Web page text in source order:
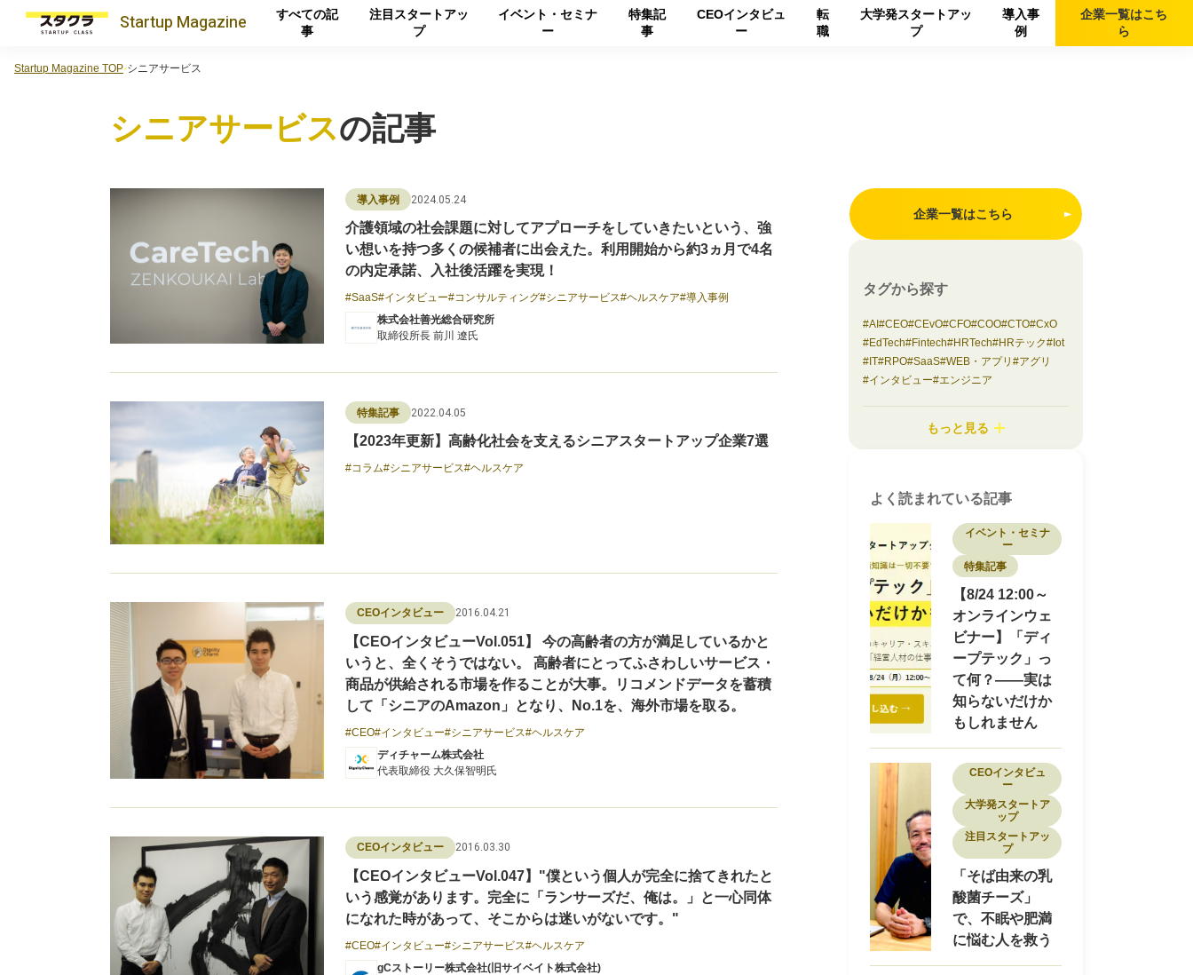
Startup Magazine
すべての記
事
注目スタートアッ
プ
イベント・セミナ
ー
特集記
事
CEOインタビュ
ー
転
職
大学発スタートアッ
プ
導入事
例
企業一覧はこち
ら
Startup Magazine TOP シニアサービス
シニアサービスの記事
導入事例 2024.05.24
介護領域の社会課題に対してアプローチをしていきたいという、強
い想いを持つ多くの候補者に出会えた。利用開始から約3ヵ月で4名
の内定承諾、入社後活躍を実現！
SaaS インタビュー コンサルティング シニアサービス ヘルスケア 導入事例
株式会社善光総合研究所
取締役所長 前川 遼氏
特集記事 2022.04.05
【2023年更新】高齢化社会を支えるシニアスタートアップ企業7選
コラム シニアサービス ヘルスケア
CEOインタビュー 2016.04.21
【CEOインタビューVol.051】 今の高齢者の方が満足しているかと
いうと、全くそうではない。 高齢者にとってふさわしいサービス・
商品が供給される市場を作ることが大事。リコメンドデータを蓄積
して「シニアのAmazon」となり、No.1を、海外市場を取る。
CEO インタビュー シニアサービス
ヘルスケア
ディチャーム株式会社
代表取締役 大久保智明氏
CEOインタビュー 2016.03.30
【CEOインタビューVol.047】"僕という個人が完全に捨てきれたと
いう感覚があります。完全に「ランサーズだ、俺は。」と一心同体
になれた時があって、そこからは迷いがないです。"
CEO インタビュー シニアサービス
ヘルスケア
gCストーリー株式会社(旧サイベイト株式会社)
企業一覧はこちら
タグから探す
AI CEO CEvO CFO COO CTO CxO
EdTech
Fintech HRTech HRテック
Iot
IT
RPO SaaS WEB・アプリ
アグリ
インタビュー
エンジニア
コンサルティング コンシューマーbiz
セミナー ディープテック ナノテク
ポストコンサル
マーケティング
モビリティ
ロボティクス
ワークライフバランス
不動産
事業開発 介護
医療・ヘルスケア
商社
地域を盛り上げる 地方スタートアップ
地方創生
大学発スタートアップ
女性限定 宇宙 導入事例 小売
建設
採用 採用事例 教育・Edtech 新素材
物流 特集記事 環境 環境エネルギー
知財 研究者 研究開発 素材
脱炭素
転職 転職者インタビュー
もっと見る
よく読まれている記事
イベント・セミナ
ー
特集記事
【8/24 12:00～
オンラインウェ
ビナー】「ディ
ープテック」っ
て何？——実は
知らないだけか
もしれません
CEOインタビュ
ー
大学発スタートア
ップ
注目スタートアッ
プ
「そば由来の乳
酸菌チーズ」
で、不眠や肥満
に悩む人を救う